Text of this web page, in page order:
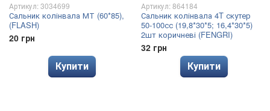
Артикул: 3034699
Сальник колінвала МТ (60*85),
(FLASH)
20 грн
Купити
Артикул: 864184
Сальник колінвала 4T скутер
50-100сс (19,8*30*5; 16,4*30*5)
2шт коричневі (FENGRI)
32 грн
Купити